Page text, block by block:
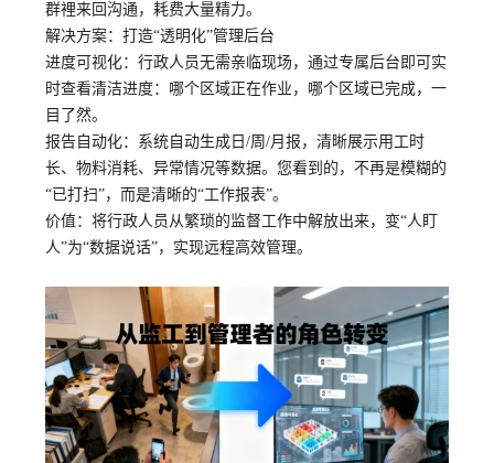
群裡来回沟通，耗费大量精力。
解决方案：打造“透明化”管理后台
进度可视化：行政人员无需亲临现场，通过专属后台即可实
时查看清洁进度：哪个区域正在作业，哪个区域已完成，一
目了然。
报告自动化：系统自动生成日 /周/月报，清晰展示用工时
长、物料消耗、异常情况等数据。您看到的，不再是模糊的
“已打扫”，而是清晰的“工作报表”。
价值：将行政人员从繁琐的监督工作中解放出来，变“人盯
人”为“数据说话”，实现远程高效管理。